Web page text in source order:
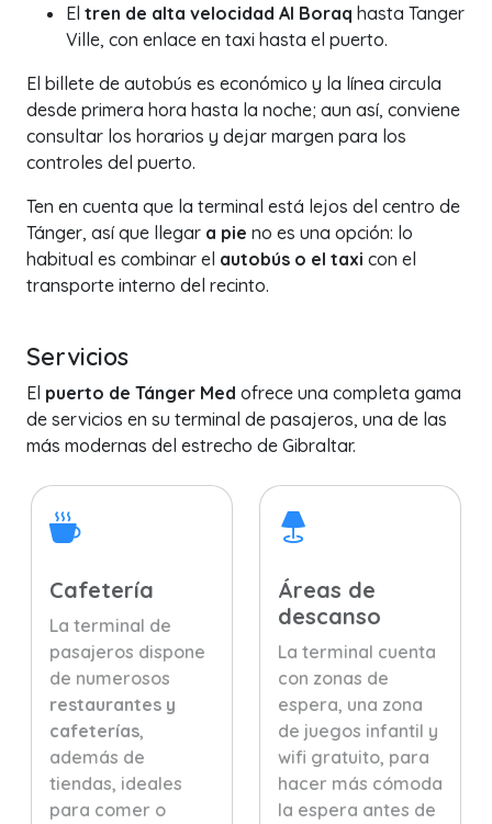
El tren de alta velocidad Al Boraq hasta Tanger
Ville, con enlace en taxi hasta el puerto.
El billete de autobús es económico y la línea circula
desde primera hora hasta la noche; aun así, conviene
consultar los horarios y dejar margen para los
controles del puerto.
Ten en cuenta que la terminal está lejos del centro de
Tánger, así que llegar a pie no es una opción: lo
habitual es combinar el autobús o el taxi con el
transporte interno del recinto.
Servicios
El puerto de Tánger Med ofrece una completa gama
de servicios en su terminal de pasajeros, una de las
más modernas del estrecho de Gibraltar.
Cafetería
La terminal de
pasajeros dispone
de numerosos
restaurantes y
cafeterías,
además de
tiendas, ideales
para comer o
Áreas de
descanso
La terminal cuenta
con zonas de
espera, una zona
de juegos infantil y
wifi gratuito, para
hacer más cómoda
la espera antes de